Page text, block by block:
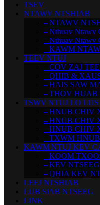
TSEV
NTAWV NTSHIAB
– NTAWV
– Nthuav Ntawv
– Nthuav Ntawv
– KAWM
TEEV NTUJ
– COV ZAJ
– QHIB &
– HAIS SAW
– THOV HUAB
TSWV NTUJ LO LUS
– HNUB CHIV
– HNUB CHIV
– HNUB CHIV
– TXWM HNUB
KAWM NTUJ KEV
– KOOM
– KEV
– QHIA KEV
LEEJ NTSHIAB
LUB SIAB NTSEEG
LINK